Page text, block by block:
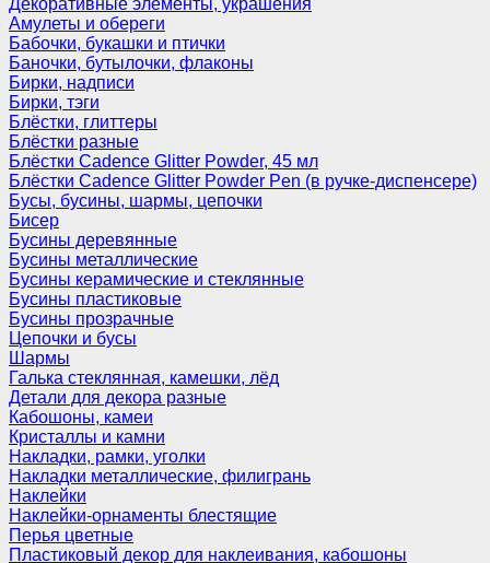
Декоративные элементы, украшения
Амулеты и обереги
Бабочки, букашки и птички
Баночки, бутылочки, флаконы
Бирки, надписи
Бирки, тэги
Блёстки, глиттеры
Блёстки разные
Блёстки Cadence Glitter Powder, 45 мл
Блёстки Cadence Glitter Powder Pen (в ручке-диспенсере)
Бусы, бусины, шармы, цепочки
Бисер
Бусины деревянные
Бусины металлические
Бусины керамические и стеклянные
Бусины пластиковые
Бусины прозрачные
Цепочки и бусы
Шармы
Галька стеклянная, камешки, лёд
Детали для декора разные
Кабошоны, камеи
Кристаллы и камни
Накладки, рамки, уголки
Накладки металлические, филигрань
Наклейки
Наклейки-орнаменты блестящие
Перья цветные
Пластиковый декор для наклеивания, кабошоны